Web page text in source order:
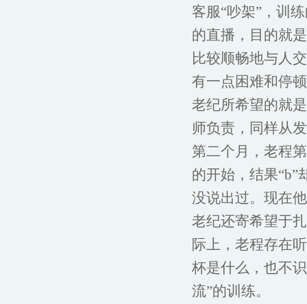
客服“吵架”，训
的直播，目的就
比较顺畅地与人
有一点困难和停
老纪所希望的就
师负责，同样从
第二个月，老程
的开始，结果
没说出过。现在
老纪还寄希望于
际上，老程存在
杯是什么，也不
流”的训练。